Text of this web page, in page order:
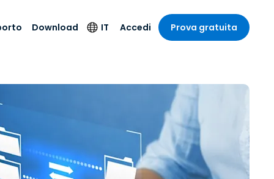
di
con
on-
Prodotti per la
Rilevamento degli
endpoint e risposta
Accesso e controllo
sanitaria
tecnico
sistema
Download IT
Lingua
Français
Accedi Prova gratuita